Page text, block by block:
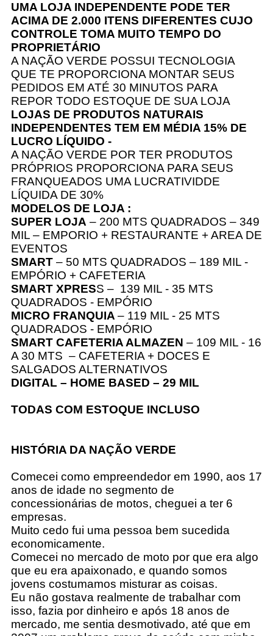
UMA LOJA INDEPENDENTE PODE TER
ACIMA DE 2.000 ITENS DIFERENTES CUJO
CONTROLE TOMA MUITO TEMPO DO
PROPRIETÁRIO
A NAÇÃO VERDE POSSUI TECNOLOGIA
QUE TE PROPORCIONA MONTAR SEUS
PEDIDOS EM ATÉ 30 MINUTOS PARA
REPOR TODO ESTOQUE DE SUA LOJA
LOJAS DE PRODUTOS NATURAIS
INDEPENDENTES TEM EM MÉDIA 15% DE
LUCRO LÍQUIDO -
A NAÇÃO VERDE POR TER PRODUTOS
PRÓPRIOS PROPORCIONA PARA SEUS
FRANQUEADOS UMA LUCRATIVIDDE
LÍQUIDA DE 30%
MODELOS DE LOJA :
SUPER LOJA – 200 MTS QUADRADOS – 349
MIL – EMPORIO + RESTAURANTE + AREA DE
EVENTOS
SMART– 50 MTS QUADRADOS – 189 MIL -
EMPÓRIO + CAFETERIA
SMART XPRESS – 139 MIL - 35 MTS
QUADRADOS - EMPÓRIO
MICRO FRANQUIA – 119 MIL - 25 MTS
QUADRADOS - EMPÓRIO
SMART CAFETERIA ALMAZEN – 109 MIL - 16
A 30 MTS – CAFETERIA + DOCES E
SALGADOS ALTERNATIVOS
DIGITAL – HOME BASED – 29 MIL
TODAS COM ESTOQUE INCLUSO
HISTÓRIA DA NAÇÃO VERDE
Comecei como empreendedor em 1990, aos 17
anos de idade no segmento de
concessionárias de motos, cheguei a ter 6
empresas.
Muito cedo fui uma pessoa bem sucedida
economicamente.
Comecei no mercado de moto por que era algo
que eu era apaixonado, e quando somos
jovens costumamos misturar as coisas.
Eu não gostava realmente de trabalhar com
isso, fazia por dinheiro e após 18 anos de
mercado, me sentia desmotivado, até que em